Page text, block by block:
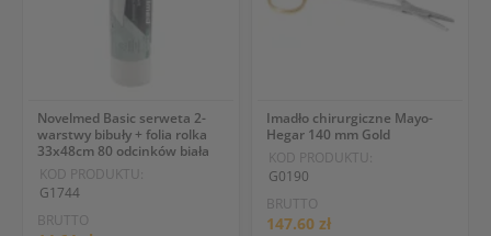
Novelmed Basic serweta 2-
warstwy bibuły + folia rolka
33x48cm 80 odcinków biała
KOD PRODUKTU:
G1744
BRUTTO
Imadło chirurgiczne Mayo-
Hegar 140 mm Gold
KOD PRODUKTU:
G0190
BRUTTO
147.60 zł